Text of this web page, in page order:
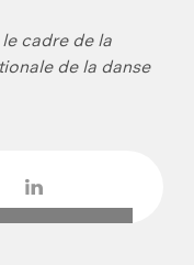
cadre de la
de la danse